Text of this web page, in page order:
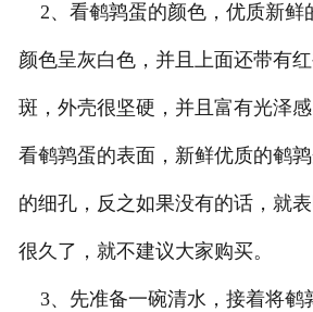
2、看鹌鹑蛋的颜色，优质新鲜
颜色呈灰白色，并且上面还带有
斑，外壳很坚硬，并且富有光泽
看鹌鹑蛋的表面，新鲜优质的鹌
的细孔，反之如果没有的话，就
很久了，就不建议大家购买。
3、先准备一碗清水，接着将鹌